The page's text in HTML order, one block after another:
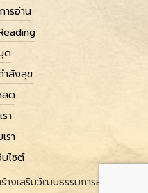
รอ่าน
ด
ำลังสุข
ลด
า
รา
บไซต์
เสริมวัฒนธรรมการอ่าน